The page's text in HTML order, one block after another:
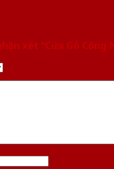
xét “Cửa Gỗ Công